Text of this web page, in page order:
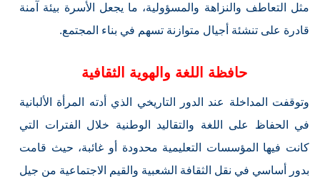
مثل التعاطف والنزاهة والمسؤولية، ما يجعل الأسرة بيئة آمنة
قادرة على تنشئة أجيال متوازنة تسهم في بناء المجتمع.
حافظة اللغة والهوية الثقافية
وتوقفت المداخلة عند الدور التاريخي الذي أدته المرأة الألبانية
في الحفاظ على اللغة والتقاليد الوطنية خلال الفترات التي
كانت فيها المؤسسات التعليمية محدودة أو غائبة، حيث قامت
بدور أساسي في نقل الثقافة الشعبية والقيم الاجتماعية من جيل